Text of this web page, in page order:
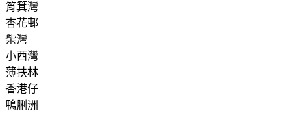
筲箕灣
杏花邨
柴灣
小西灣
薄扶林
香港仔
鴨脷洲